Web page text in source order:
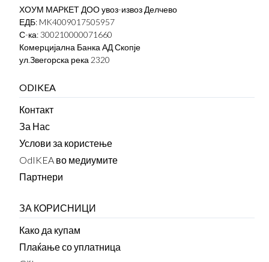
ХОУМ МАРКЕТ ДОО увоз-извоз Делчево
ЕДБ: MK4009017505957
С-ка: 300210000071660
Комерцијална Банка АД Скопје
ул.Звегорска река 2320
ODIKEA
Контакт
За Нас
Услови за користење
OdIKEA во медиумите
Партнери
ЗА КОРИСНИЦИ
Како да купам
Плаќање со уплатница